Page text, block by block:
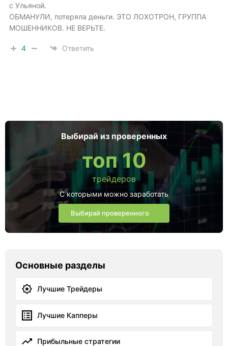
с Ульяной.
ОБМАНУЛИ, потеряла деньги. ЭТО ЛОХОТРОН, ГРУППА
МОШЕННИКОВ. НЕ ВЕРЬТЕ.
4 Ответить
Выбирай из проверенных
топ 10
трейдеров
С которыми можно заработать
Выбирай проверенного
Основные разделы
Лучшие Трейдеры
Лучшие Капперы
Прибыльные стратегии